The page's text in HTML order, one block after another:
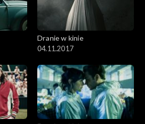
Dranie w kinie
04.11.2017